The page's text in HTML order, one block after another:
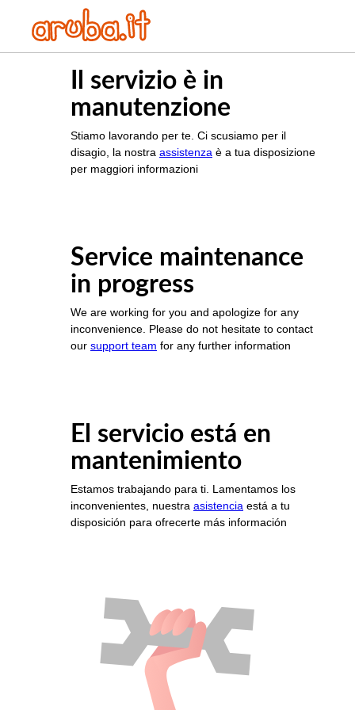
Il servizio è in
manutenzione
Stiamo lavorando per te. Ci scusiamo per il
disagio, la nostra assistenza è a tua disposizione
per maggiori informazioni
Service maintenance
in progress
We are working for you and apologize for any
inconvenience. Please do not hesitate to contact
our support team for any further information
El servicio está en
mantenimiento
Estamos trabajando para ti. Lamentamos los
inconvenientes, nuestra asistencia está a tu
disposición para ofrecerte más información